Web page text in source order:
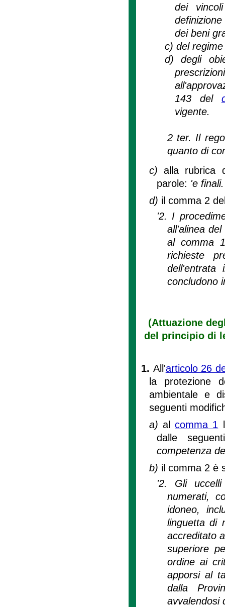
dei
dei beni
c) del
d)degli
143 del
vigente.
2 ter. Il
quanto di
c) alla rubrica
parole: 'e
d) il comma 2
'2. I
all'alinea
al comma
richieste
dell'entrata
concludono
(Attuazione
del principio di
1. All'articolo 26
la protezione
ambientale e
seguenti
a) alcomma 1
dalle
competenza
b) il comma 2 è
'2. Gli uccelli
numerati,
idoneo,
linguetta di
accreditato
superiore
ordine ai
apporsi al
dalla
avvalendosi